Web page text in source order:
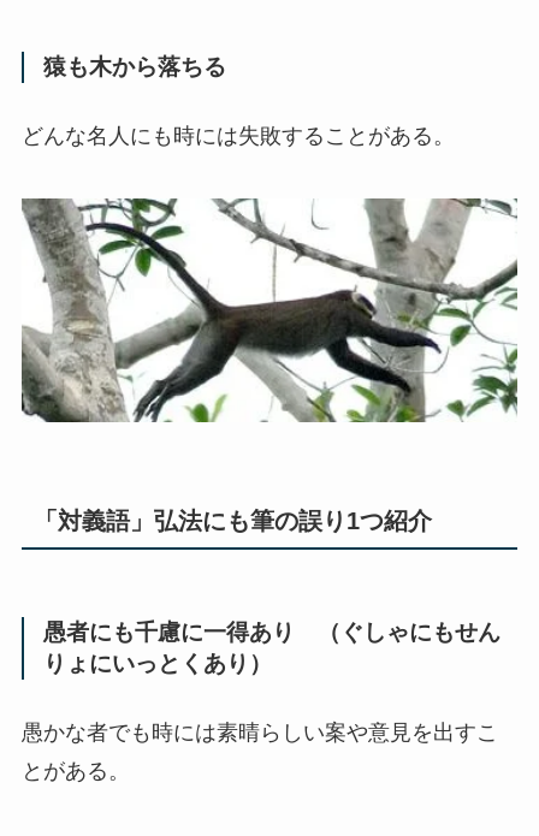
猿も木から落ちる
どんな名人にも時には失敗することがある。
「対義語」弘法にも筆の誤り1つ紹介
愚者にも千慮に一得あり （ぐしゃにもせん
りょにいっとくあり）
愚かな者でも時には素晴らしい案や意見を出すこ
とがある。